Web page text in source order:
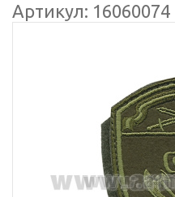
Артикул: 16060074